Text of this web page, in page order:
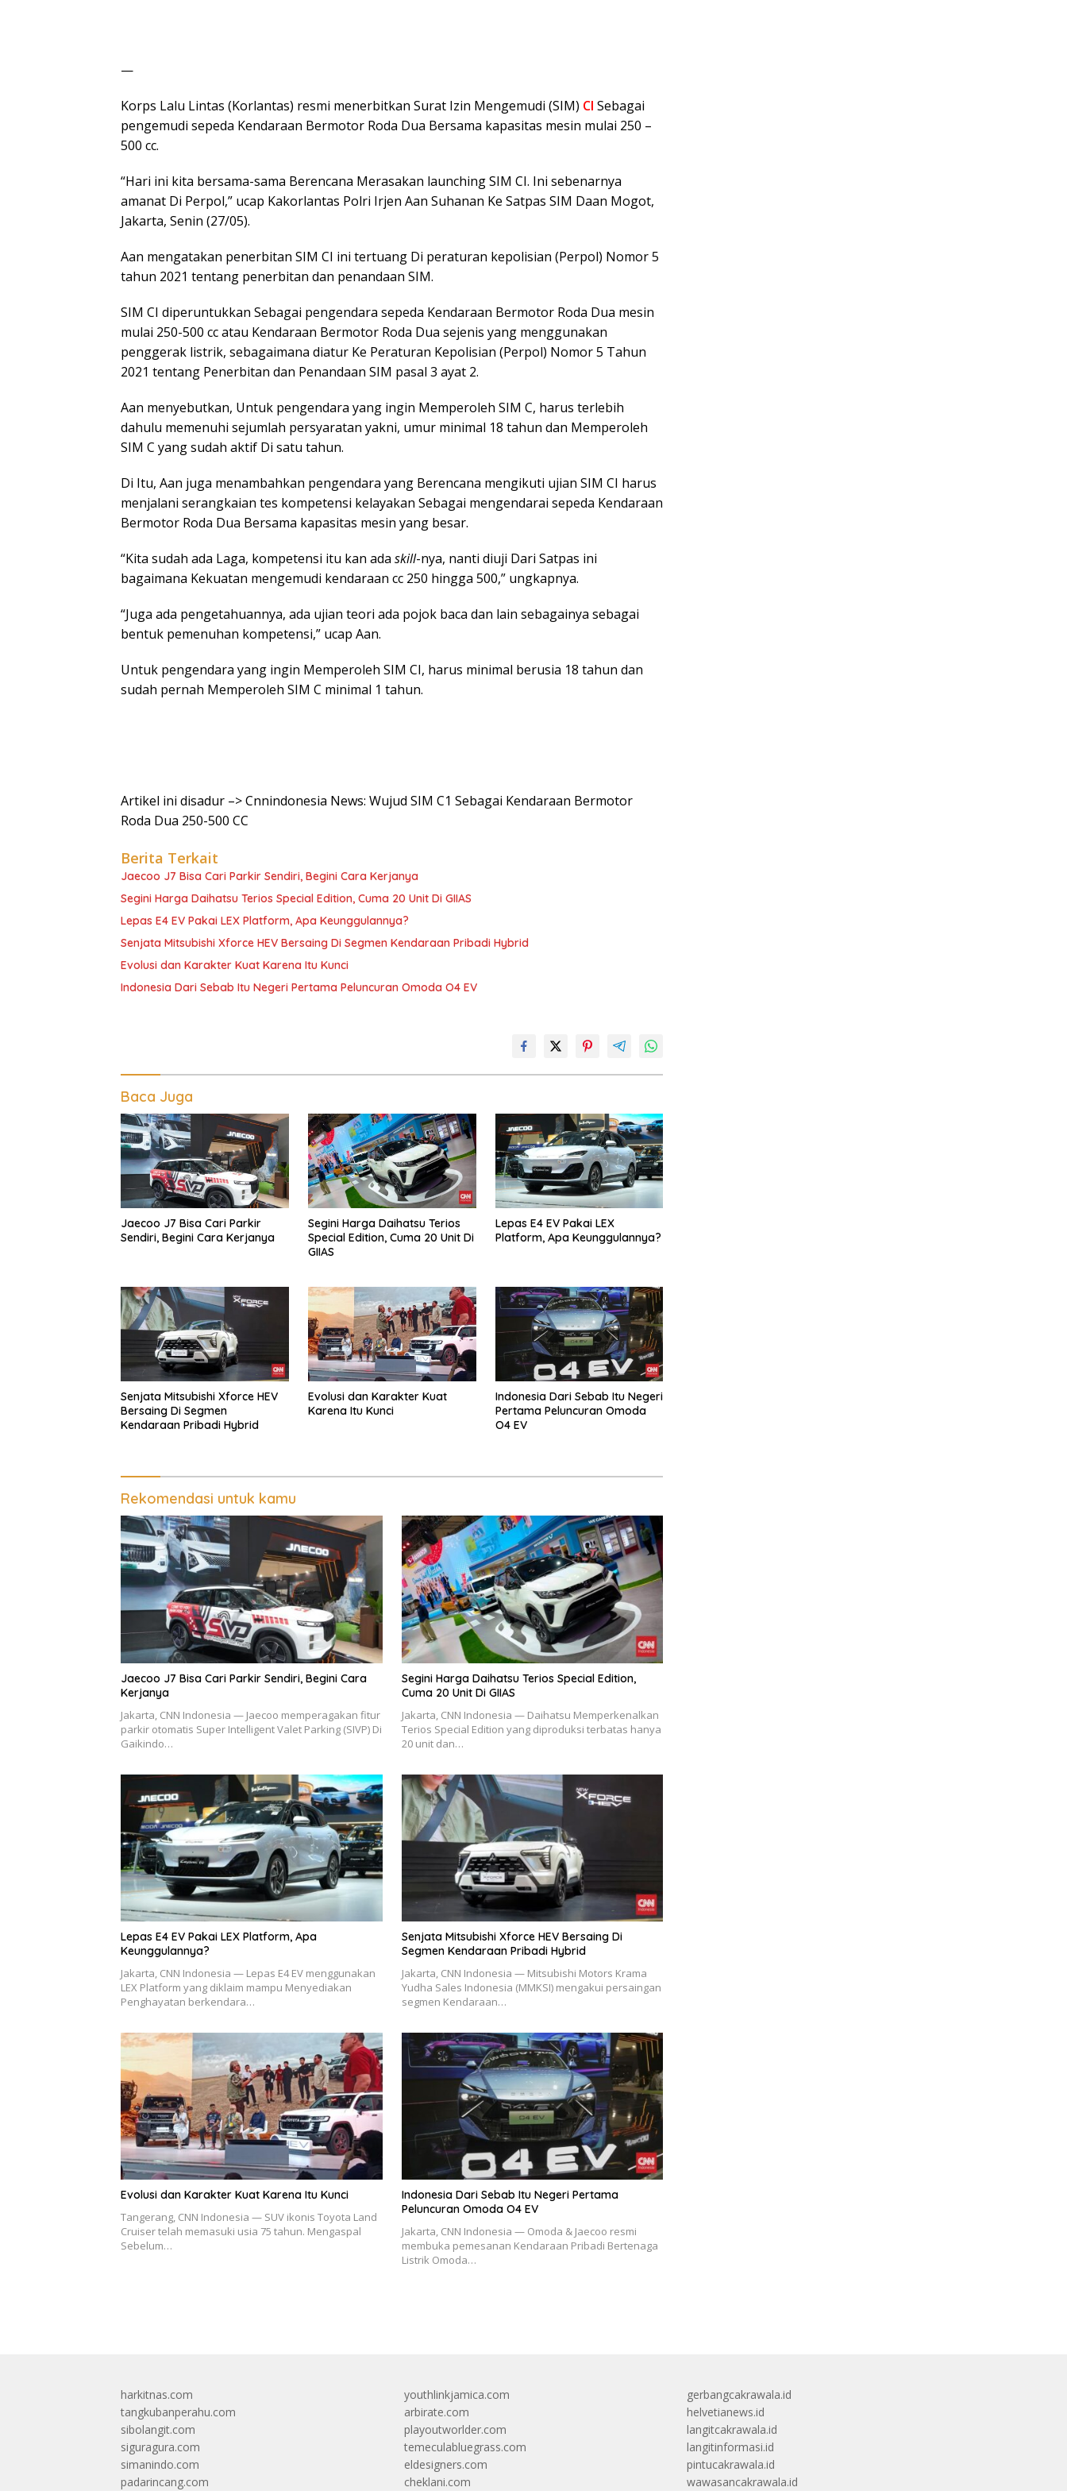
—
Korps Lalu Lintas (Korlantas) resmi menerbitkan Surat Izin Mengemudi (SIM) CI Sebagai
pengemudi sepeda Kendaraan Bermotor Roda Dua Bersama kapasitas mesin mulai 250 –
500 cc.
“Hari ini kita bersama-sama Berencana Merasakan launching SIM CI. Ini sebenarnya
amanat Di Perpol,” ucap Kakorlantas Polri Irjen Aan Suhanan Ke Satpas SIM Daan Mogot,
Jakarta, Senin (27/05).
Aan mengatakan penerbitan SIM CI ini tertuang Di peraturan kepolisian (Perpol) Nomor 5
tahun 2021 tentang penerbitan dan penandaan SIM.
SIM CI diperuntukkan Sebagai pengendara sepeda Kendaraan Bermotor Roda Dua mesin
mulai 250-500 cc atau Kendaraan Bermotor Roda Dua sejenis yang menggunakan
penggerak listrik, sebagaimana diatur Ke Peraturan Kepolisian (Perpol) Nomor 5 Tahun
2021 tentang Penerbitan dan Penandaan SIM pasal 3 ayat 2.
Aan menyebutkan, Untuk pengendara yang ingin Memperoleh SIM C, harus terlebih
dahulu memenuhi sejumlah persyaratan yakni, umur minimal 18 tahun dan Memperoleh
SIM C yang sudah aktif Di satu tahun.
Di Itu, Aan juga menambahkan pengendara yang Berencana mengikuti ujian SIM CI harus
menjalani serangkaian tes kompetensi kelayakan Sebagai mengendarai sepeda Kendaraan
Bermotor Roda Dua Bersama kapasitas mesin yang besar.
“Kita sudah ada Laga, kompetensi itu kan ada skill-nya, nanti diuji Dari Satpas ini
bagaimana Kekuatan mengemudi kendaraan cc 250 hingga 500,” ungkapnya.
“Juga ada pengetahuannya, ada ujian teori ada pojok baca dan lain sebagainya sebagai
bentuk pemenuhan kompetensi,” ucap Aan.
Untuk pengendara yang ingin Memperoleh SIM CI, harus minimal berusia 18 tahun dan
sudah pernah Memperoleh SIM C minimal 1 tahun.
Artikel ini disadur –> Cnnindonesia News: Wujud SIM C1 Sebagai Kendaraan Bermotor
Roda Dua 250-500 CC
Berita Terkait
Jaecoo J7 Bisa Cari Parkir Sendiri, Begini Cara Kerjanya
Segini Harga Daihatsu Terios Special Edition, Cuma 20 Unit Di GIIAS
Lepas E4 EV Pakai LEX Platform, Apa Keunggulannya?
Senjata Mitsubishi Xforce HEV Bersaing Di Segmen Kendaraan Pribadi Hybrid
Evolusi dan Karakter Kuat Karena Itu Kunci
Indonesia Dari Sebab Itu Negeri Pertama Peluncuran Omoda O4 EV
Baca Juga
Jaecoo J7 Bisa Cari Parkir
Sendiri, Begini Cara Kerjanya
Segini Harga Daihatsu Terios
Special Edition, Cuma 20 Unit Di
GIIAS
Lepas E4 EV Pakai LEX
Platform, Apa Keunggulannya?
Senjata Mitsubishi Xforce HEV
Bersaing Di Segmen
Kendaraan Pribadi Hybrid
Evolusi dan Karakter Kuat
Karena Itu Kunci
Indonesia Dari Sebab Itu Negeri
Pertama Peluncuran Omoda
O4 EV
Rekomendasi untuk kamu
Jaecoo J7 Bisa Cari Parkir Sendiri, Begini Cara
Kerjanya
Jakarta, CNN Indonesia — Jaecoo memperagakan fitur
parkir otomatis Super Intelligent Valet Parking (SIVP) Di
Gaikindo…
Segini Harga Daihatsu Terios Special Edition,
Cuma 20 Unit Di GIIAS
Jakarta, CNN Indonesia — Daihatsu Memperkenalkan
Terios Special Edition yang diproduksi terbatas hanya
20 unit dan…
Lepas E4 EV Pakai LEX Platform, Apa
Keunggulannya?
Jakarta, CNN Indonesia — Lepas E4 EV menggunakan
LEX Platform yang diklaim mampu Menyediakan
Penghayatan berkendara…
Senjata Mitsubishi Xforce HEV Bersaing Di
Segmen Kendaraan Pribadi Hybrid
Jakarta, CNN Indonesia — Mitsubishi Motors Krama
Yudha Sales Indonesia (MMKSI) mengakui persaingan
segmen Kendaraan…
Evolusi dan Karakter Kuat Karena Itu Kunci
Tangerang, CNN Indonesia — SUV ikonis Toyota Land
Cruiser telah memasuki usia 75 tahun. Mengaspal
Sebelum…
Indonesia Dari Sebab Itu Negeri Pertama
Peluncuran Omoda O4 EV
Jakarta, CNN Indonesia — Omoda & Jaecoo resmi
membuka pemesanan Kendaraan Pribadi Bertenaga
Listrik Omoda…
harkitnas.com
tangkubanperahu.com
sibolangit.com
siguragura.com
simanindo.com
padarincang.com
youthlinkjamica.com
arbirate.com
playoutworlder.com
temeculabluegrass.com
eldesigners.com
cheklani.com
gerbangcakrawala.id
helvetianews.id
langitcakrawala.id
langitinformasi.id
pintucakrawala.id
wawasancakrawala.id